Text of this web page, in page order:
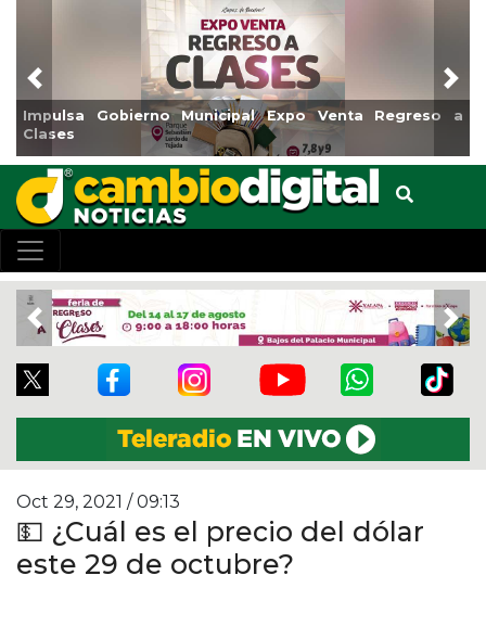
Impulsa Gobierno Municipal Expo Venta Regreso a
Clases
Previous
Previous
Oct 29, 2021 / 09:13
💵 ¿Cuál es el precio del dólar
este 29 de octubre?